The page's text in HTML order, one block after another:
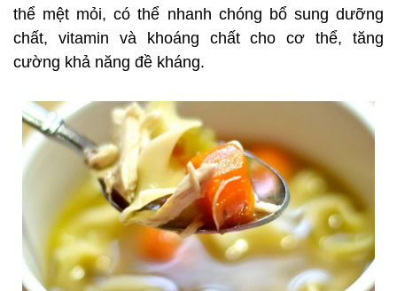
thể mệt mỏi, có thể nhanh chóng bổ sung dưỡng
chất, vitamin và khoáng chất cho cơ thể, tăng
cường khả năng đề kháng.